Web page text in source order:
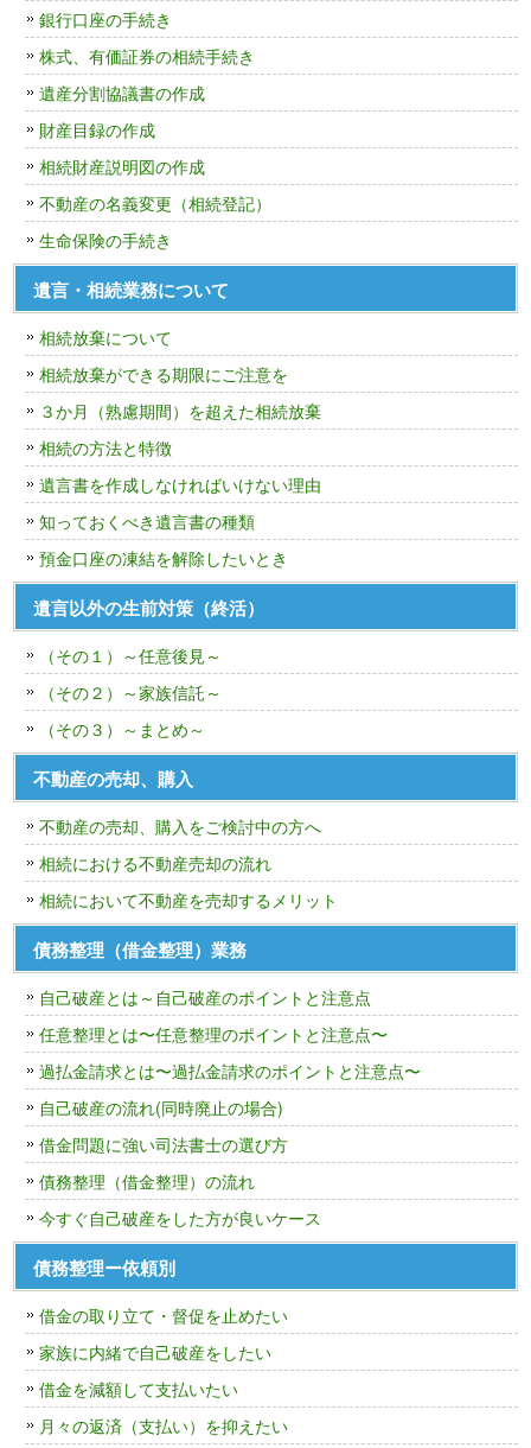
銀行口座の手続き
株式、有価証券の相続手続き
遺産分割協議書の作成
財産目録の作成
相続財産説明図の作成
不動産の名義変更（相続登記）
生命保険の手続き
遺言・相続業務について
相続放棄について
相続放棄ができる期限にご注意を
３か月（熟慮期間）を超えた相続放棄
相続の方法と特徴
遺言書を作成しなければいけない理由
知っておくべき遺言書の種類
預金口座の凍結を解除したいとき
遺言以外の生前対策（終活）
（その１）～任意後見～
（その２）～家族信託～
（その３）～まとめ～
不動産の売却、購入
不動産の売却、購入をご検討中の方へ
相続における不動産売却の流れ
相続において不動産を売却するメリット
債務整理（借金整理）業務
自己破産とは～自己破産のポイントと注意点
任意整理とは〜任意整理のポイントと注意点〜
過払金請求とは〜過払金請求のポイントと注意点〜
自己破産の流れ(同時廃止の場合)
借金問題に強い司法書士の選び方
債務整理（借金整理）の流れ
今すぐ自己破産をした方が良いケース
債務整理ー依頼別
借金の取り立て・督促を止めたい
家族に内緒で自己破産をしたい
借金を減額して支払いたい
月々の返済（支払い）を抑えたい